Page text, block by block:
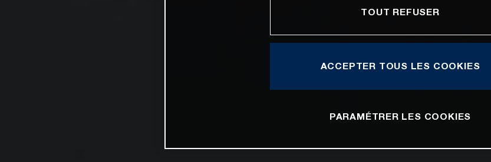
TOUT REFUSER
ACCEPTER TOUS LES COOKIES
PARAMÉTRER LES COOKIES